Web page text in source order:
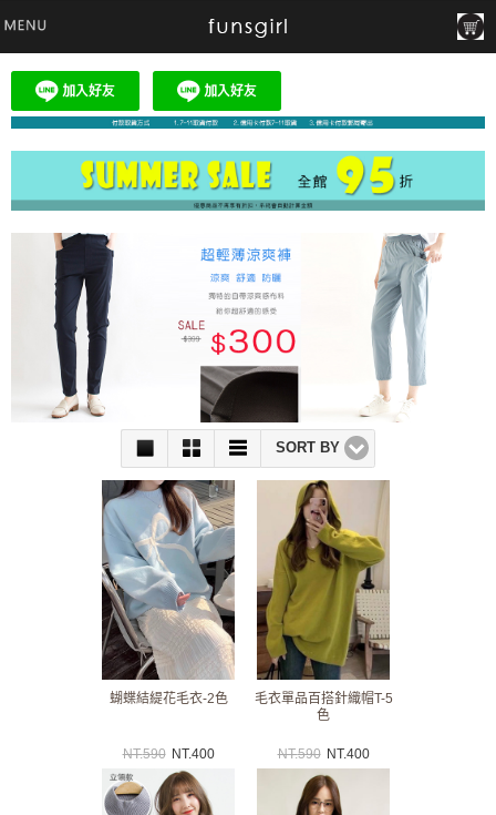
SORT BY
蝴蝶結緹花毛衣-2色
NT.590 NT.400
毛衣單品百搭針織帽T-5
色
NT.590 NT.400